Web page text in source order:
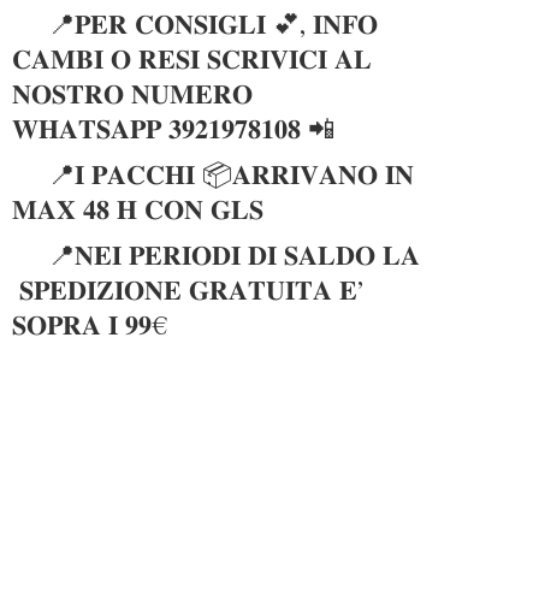
📍𝐏𝐄𝐑 𝐂𝐎𝐍𝐒𝐈𝐆𝐋𝐈 💕, 𝐈𝐍𝐅𝐎
𝐂𝐀𝐌𝐁𝐈 𝐎 𝐑𝐄𝐒𝐈 𝐒𝐂𝐑𝐈𝐕𝐈𝐂𝐈 𝐀𝐋
𝐍𝐎𝐒𝐓𝐑𝐎 𝐍𝐔𝐌𝐄𝐑𝐎
𝐖𝐇𝐀𝐓𝐒𝐀𝐏𝐏 𝟑𝟗𝟐𝟏𝟗𝟕𝟖𝟏𝟎𝟖 📲
📍𝐈 𝐏𝐀𝐂𝐂𝐇𝐈 📦𝐀𝐑𝐑𝐈𝐕𝐀𝐍𝐎 𝐈𝐍
𝐌𝐀𝐗 𝟒𝟖 𝐇 𝐂𝐎𝐍 𝐆𝐋𝐒
📍𝐍𝐄𝐈 𝐏𝐄𝐑𝐈𝐎𝐃𝐈 𝐃𝐈 𝐒𝐀𝐋𝐃𝐎 𝐋𝐀
𝐒𝐏𝐄𝐃𝐈𝐙𝐈𝐎𝐍𝐄 𝐆𝐑𝐀𝐓𝐔𝐈𝐓𝐀 𝐄’
𝐒𝐎𝐏𝐑𝐀 𝐈 𝟗𝟗€